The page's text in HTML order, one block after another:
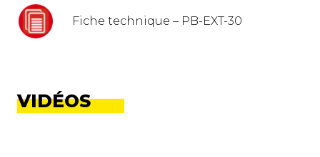
Fiche technique – PB-EXT-30
VIDÉOS